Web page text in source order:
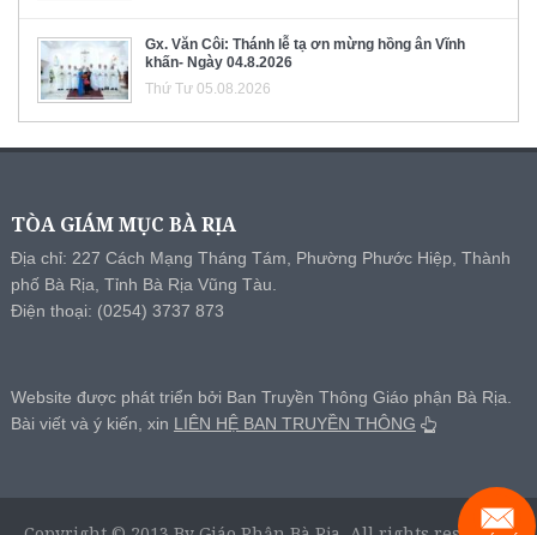
Gx. Văn Côi: Thánh lễ tạ ơn mừng hồng ân Vĩnh
khấn- Ngày 04.8.2026
Thứ Tư 05.08.2026
TÒA GIÁM MỤC BÀ RỊA
Địa chỉ: 227 Cách Mạng Tháng Tám, Phường Phước Hiệp, Thành
phố Bà Rịa, Tỉnh Bà Rịa Vũng Tàu.
Điện thoại: (0254) 3737 873
Website được phát triển bởi Ban Truyền Thông Giáo phận Bà Rịa.
Bài viết và ý kiến, xin LIÊN HỆ BAN TRUYỀN THÔNG